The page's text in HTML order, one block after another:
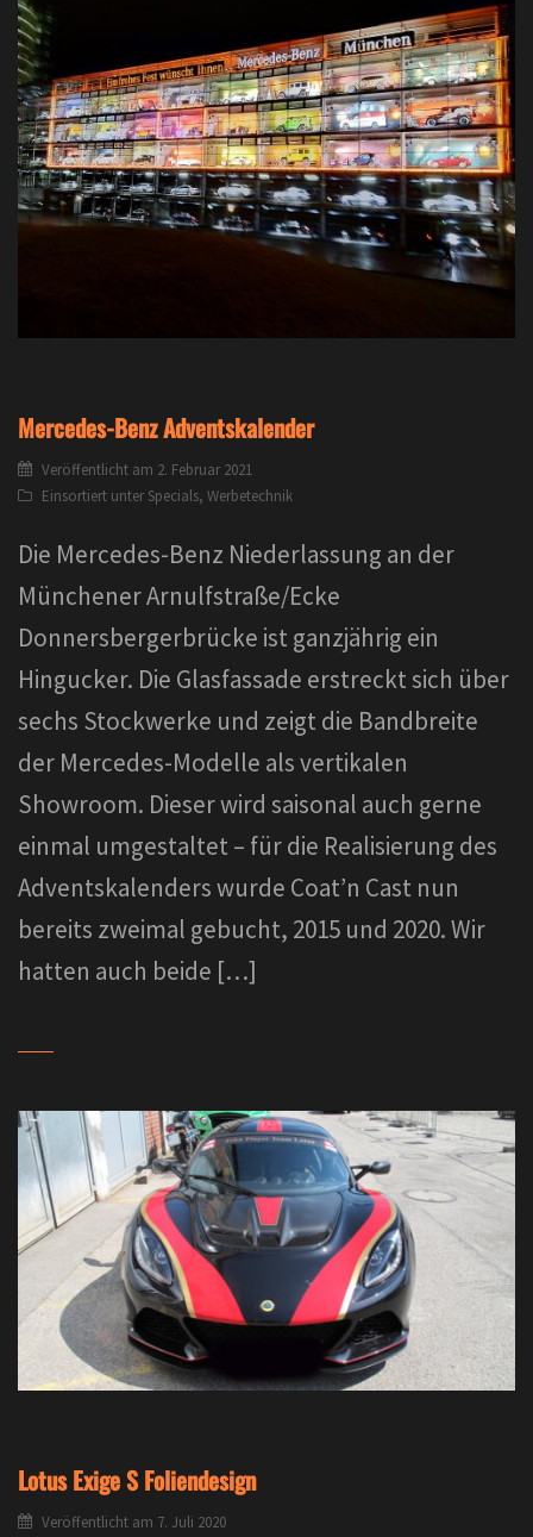
Mercedes-Benz Adventskalender
Veröffentlicht am 2. Februar 2021
Einsortiert unter Specials, Werbetechnik
Die Mercedes-Benz Niederlassung an der
Münchener Arnulfstraße/Ecke
Donnersbergerbrücke ist ganzjährig ein
Hingucker. Die Glasfassade erstreckt sich über
sechs Stockwerke und zeigt die Bandbreite
der Mercedes-Modelle als vertikalen
Showroom. Dieser wird saisonal auch gerne
einmal umgestaltet – für die Realisierung des
Adventskalenders wurde Coat’n Cast nun
bereits zweimal gebucht, 2015 und 2020. Wir
hatten auch beide […]
Lotus Exige S Foliendesign
Veröffentlicht am 7. Juli 2020